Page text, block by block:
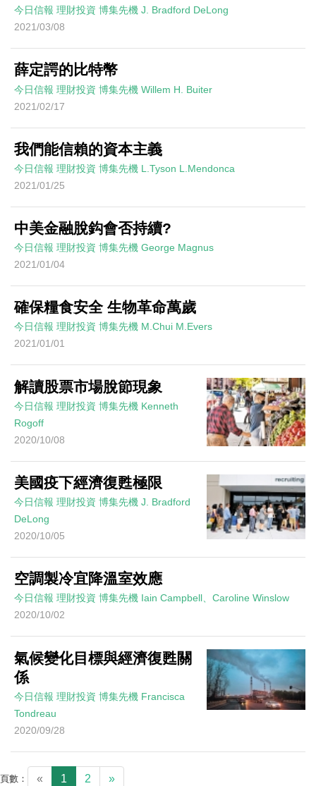
今日信報 理財投資 博集先機 J. Bradford DeLong
2021/03/08
薛定諤的比特幣
今日信報 理財投資 博集先機 Willem H. Buiter
2021/02/17
我們能信賴的資本主義
今日信報 理財投資 博集先機 L.Tyson L.Mendonca
2021/01/25
中美金融脫鈎會否持續?
今日信報 理財投資 博集先機 George Magnus
2021/01/04
確保糧食安全 生物革命萬歲
今日信報 理財投資 博集先機 M.Chui M.Evers
2021/01/01
解讀股票市場脫節現象
今日信報 理財投資 博集先機 Kenneth
Rogoff
2020/10/08
美國疫下經濟復甦極限
今日信報 理財投資 博集先機 J. Bradford
DeLong
2020/10/05
空調製冷宜降溫室效應
今日信報 理財投資 博集先機 Iain Campbell、Caroline Winslow
2020/10/02
氣候變化目標與經濟復甦關
係
今日信報 理財投資 博集先機 Francisca
Tondreau
2020/09/28
頁數： « 1 2 »